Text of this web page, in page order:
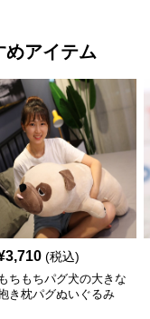
めアイテム
3,710 (税込)
もちもちパグ犬の大きな
き枕パグぬいぐるみ